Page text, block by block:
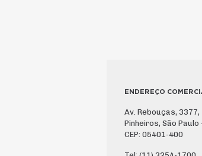
ENDEREÇO
Av. Rebouças, 3377,
Pinheiros, São Paulo
CEP: 05401-400